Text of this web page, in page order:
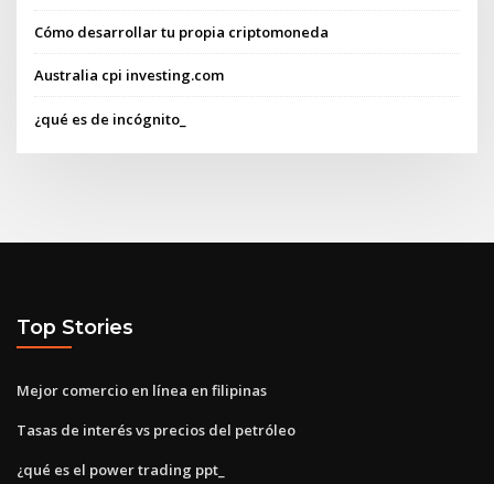
Cómo desarrollar tu propia criptomoneda
Australia cpi investing.com
¿qué es de incógnito_
Top Stories
Mejor comercio en línea en filipinas
Tasas de interés vs precios del petróleo
¿qué es el power trading ppt_